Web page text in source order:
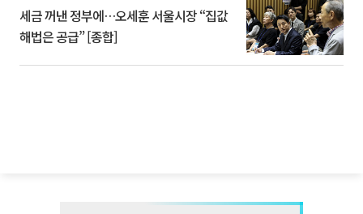
세금 꺼낸 정부에…오세훈 서울시장 “집값
해법은 공급” [종합]